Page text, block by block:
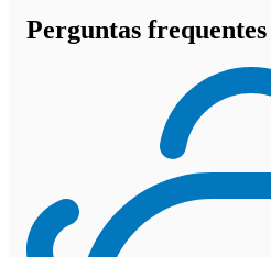
Perguntas frequentes